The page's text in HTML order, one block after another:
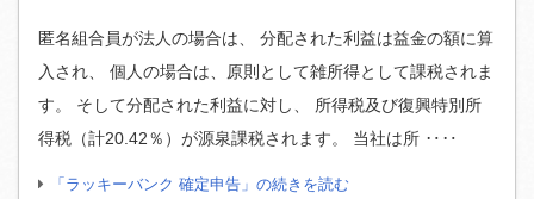
匿名組合員が法人の場合は、 分配された利益は益金の額に算
入され、 個人の場合は、原則として雑所得として課税されま
す。 そして分配された利益に対し、 所得税及び復興特別所
得税（計20.42％）が源泉課税されます。 当社は所 ‥‥
「ラッキーバンク 確定申告」の続きを読む